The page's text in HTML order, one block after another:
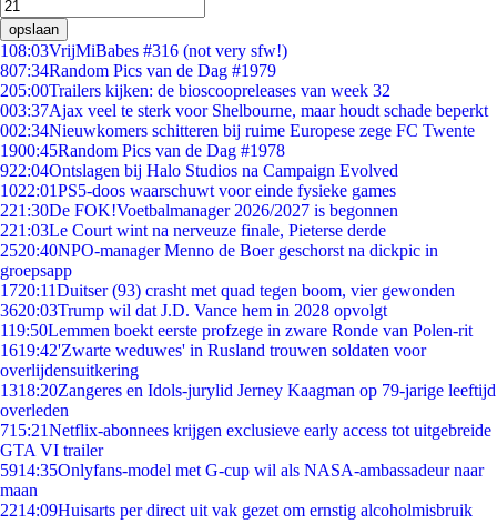
opslaan
108:03VrijMiBabes #316 (not very sfw!)
807:34Random Pics van de Dag #1979
205:00Trailers kijken: de bioscoopreleases van week 32
003:37Ajax veel te sterk voor Shelbourne, maar houdt schade beperkt
002:34Nieuwkomers schitteren bij ruime Europese zege FC Twente
1900:45Random Pics van de Dag #1978
922:04Ontslagen bij Halo Studios na Campaign Evolved
1022:01PS5-doos waarschuwt voor einde fysieke games
221:30De FOK!Voetbalmanager 2026/2027 is begonnen
221:03Le Court wint na nerveuze finale, Pieterse derde
2520:40NPO-manager Menno de Boer geschorst na dickpic in
groepsapp
1720:11Duitser (93) crasht met quad tegen boom, vier gewonden
3620:03Trump wil dat J.D. Vance hem in 2028 opvolgt
119:50Lemmen boekt eerste profzege in zware Ronde van Polen-rit
1619:42'Zwarte weduwes' in Rusland trouwen soldaten voor
overlijdensuitkering
1318:20Zangeres en Idols-jurylid Jerney Kaagman op 79-jarige leeftijd
overleden
715:21Netflix-abonnees krijgen exclusieve early access tot uitgebreide
GTA VI trailer
5914:35Onlyfans-model met G-cup wil als NASA-ambassadeur naar
maan
2214:09Huisarts per direct uit vak gezet om ernstig alcoholmisbruik